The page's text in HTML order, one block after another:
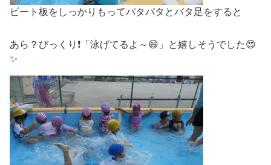
ビート板をしっかりもってバタバタとバタ足をすると
あら？びっくり❗「泳げてるよ～😄」と嬉しそうでした😍
✨